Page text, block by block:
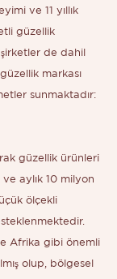
ve 11 yıllık
güzellik
şirketler de dahil
markası
sunmaktadır:
güzellik ürünleri
ve aylık 10 milyon
ölçekli
Afrika gibi önemli
olup, bölgesel